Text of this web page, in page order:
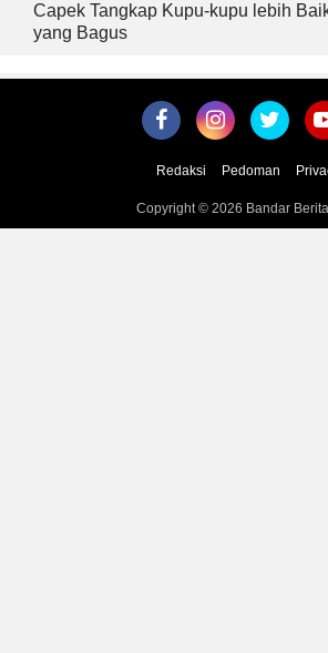
Capek Tangkap Kupu-kupu lebih
yang Bagus
Redaksi Pedoman
Copyright © 2026 Bandar